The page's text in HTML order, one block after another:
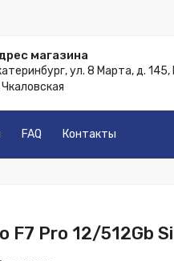
магазина
ул. 8 Марта, д.
FAQ Контакты
F7 Pro 12/512Gb